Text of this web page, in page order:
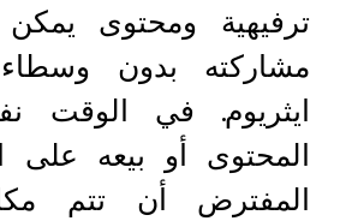
ترفيهية ومحتوى
مشاركته بدون
ايثريوم. في الوقت
المحتوى أو بيعه على
المفترض أن تتم